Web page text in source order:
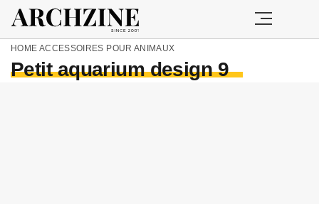
HOME ACCESSOIRES POUR ANIMAUX
Petit aquarium design 9